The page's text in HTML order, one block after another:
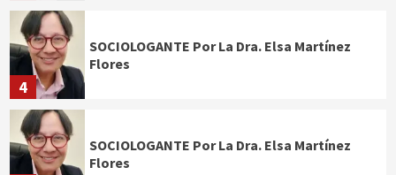
4
SOCIOLOGANTE Por La Dra. Elsa Martínez
Flores
SOCIOLOGANTE Por La Dra. Elsa Martínez
Flores